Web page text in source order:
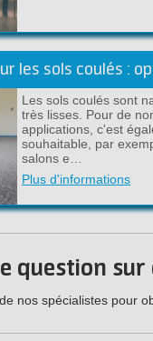
Les sols coulés sont
très lisses. Pour de
applications, c'est
souhaitable, par
salons e…
Plus d'informations
question sur
nos spécialistes pour